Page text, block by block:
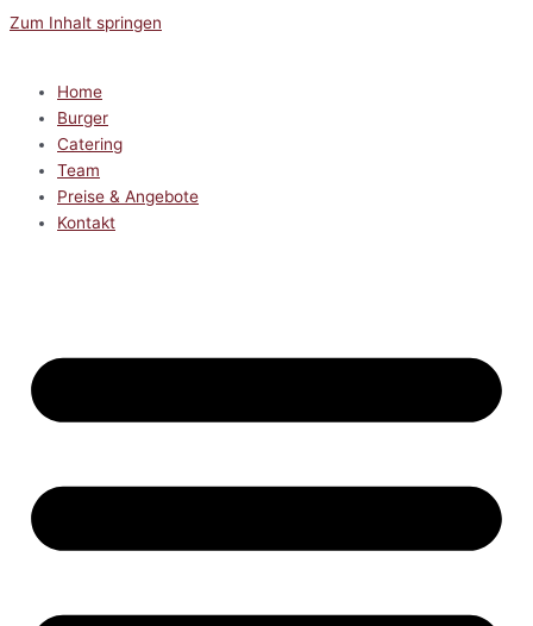
Zum Inhalt springen
Home
Burger
Catering
Team
Preise & Angebote
Kontakt